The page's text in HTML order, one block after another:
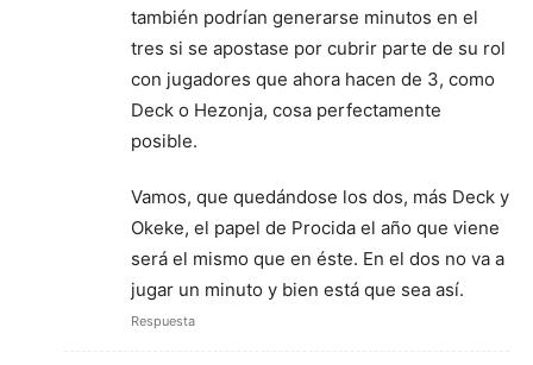
también podrían generarse minutos en el
tres si se apostase por cubrir parte de su rol
con jugadores que ahora hacen de 3, como
Deck o Hezonja, cosa perfectamente
posible.
Vamos, que quedándose los dos, más Deck y
Okeke, el papel de Procida el año que viene
será el mismo que en éste. En el dos no va a
jugar un minuto y bien está que sea así.
Respuesta